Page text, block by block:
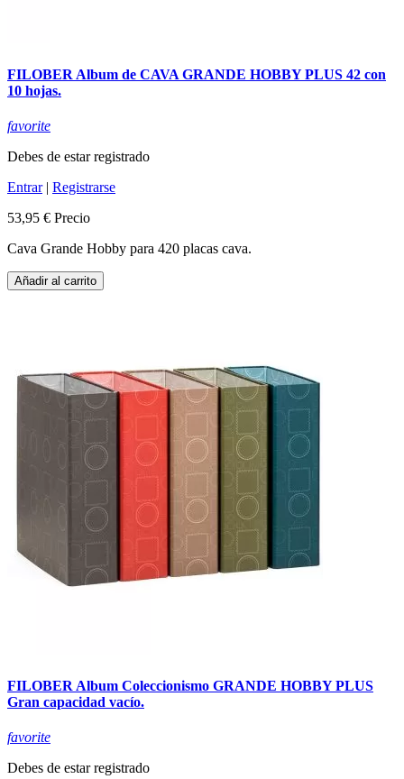
FILOBER Album de CAVA GRANDE HOBBY PLUS 42 con
10 hojas.
favorite
Debes de estar registrado
Entrar| Registrarse
53,95 € Precio
Cava Grande Hobby para 420 placas cava.
Añadir al carrito
FILOBER Album Coleccionismo GRANDE HOBBY PLUS
Gran capacidad vacío.
favorite
Debes de estar registrado